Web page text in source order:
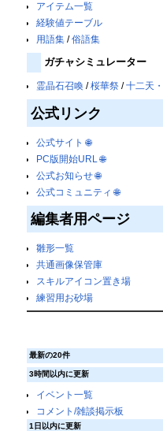
アイテム一覧
経験値テーブル
用語集/俗語集
ガチャシミュレーター
霊晶石召喚 /桜華祭/十二天
公式リンク
公式サイト 🌐
PC版開始URL 🌐
公式お知らせ🌐
公式コミュニティ 🌐
編集者用ページ
雛形一覧
共通画像保管庫
スキルアイコン置き場
練習用お砂場
最新の20件
3時間以内に更新
イベント一覧
コメント/雑談掲示板
1日以内に更新